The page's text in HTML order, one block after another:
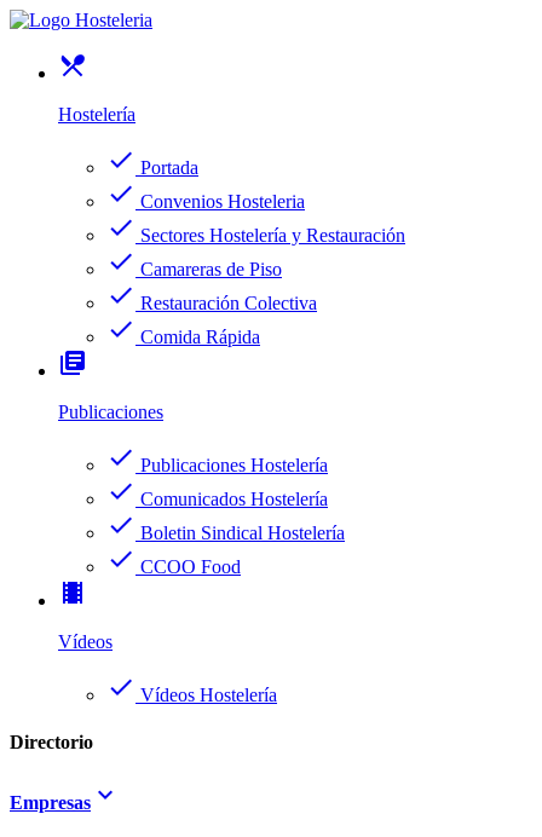
restaurant_menu
Hostelería
check Portada
check Convenios Hosteleria
check Sectores Hostelería y Restauración
check Camareras de Piso
check Restauración Colectiva
check Comida Rápida
library_books
Publicaciones
check Publicaciones Hostelería
check Comunicados Hostelería
check Boletin Sindical Hostelería
check CCOO Food
theaters
Vídeos
check Vídeos Hostelería
Directorio
Empresas keyboard_arrow_down